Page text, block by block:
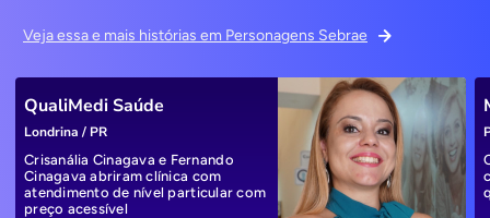
Veja essa e mais histórias em Personagens Sebrae
QualiMedi Saúde
Londrina / PR
Crisanália Cinagava e Fernando
Cinagava abriram clínica com
atendimento de nível particular com
preço acessível